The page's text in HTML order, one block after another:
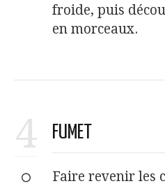
froide, puis
en morceaux.
4 FUMET
Faire revenir les